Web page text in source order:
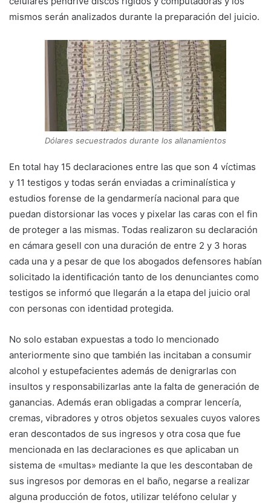
mismos serán analizados durante la preparación del juicio.
Dólares secuestrados durante los allanamientos
En total hay 15 declaraciones entre las que son 4 víctimas
y 11 testigos y todas serán enviadas a criminalística y
estudios forense de la gendarmería nacional para que
puedan distorsionar las voces y pixelar las caras con el fin
de proteger a las mismas. Todas realizaron su declaración
en cámara gesell con una duración de entre 2 y 3 horas
cada una y a pesar de que los abogados defensores habían
solicitado la identificación tanto de los denunciantes como
testigos se informó que llegarán a la etapa del juicio oral
con personas con identidad protegida.
No solo estaban expuestas a todo lo mencionado
anteriormente sino que también las incitaban a consumir
alcohol y estupefacientes además de denigrarlas con
insultos y responsabilizarlas ante la falta de generación de
ganancias. Además eran obligadas a comprar lencería,
cremas, vibradores y otros objetos sexuales cuyos valores
eran descontados de sus ingresos y otra cosa que fue
mencionada en las declaraciones es que aplicaban un
sistema de «multas» mediante la que les descontaban de
sus ingresos por demoras en el baño, negarse a realizar
alguna producción de fotos, utilizar teléfono celular y